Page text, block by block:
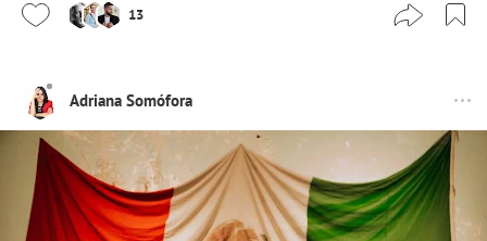
13
Adriana Somófora